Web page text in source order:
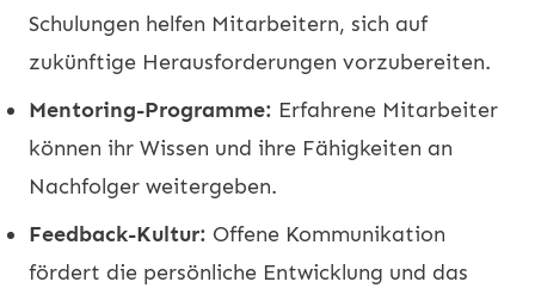
Schulungen helfen Mitarbeitern, sich auf
zukünftige Herausforderungen vorzubereiten.
Mentoring-Programme: Erfahrene Mitarbeiter
können ihr Wissen und ihre Fähigkeiten an
Nachfolger weitergeben.
Feedback-Kultur: Offene Kommunikation
fördert die persönliche Entwicklung und das